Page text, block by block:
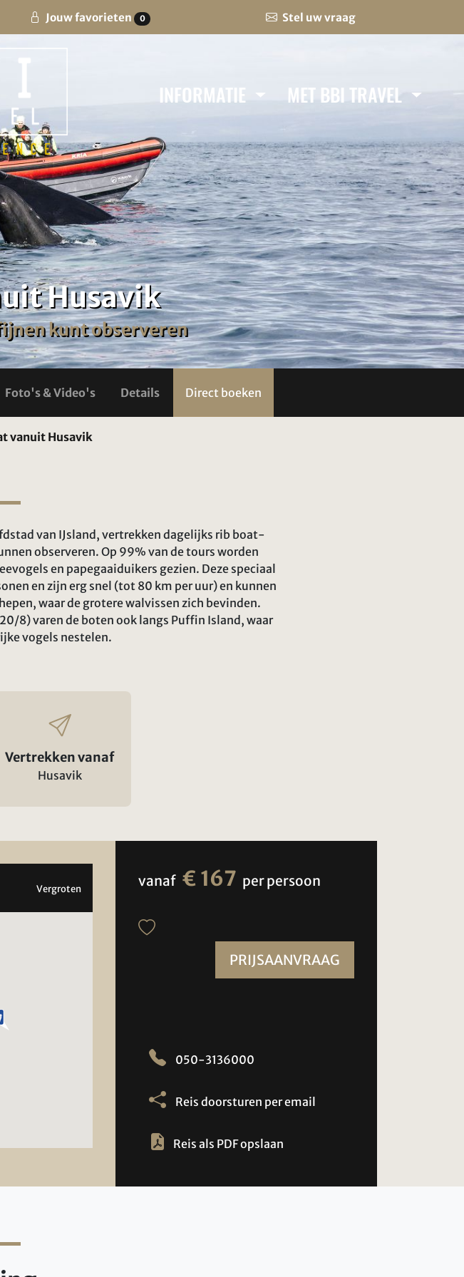
Jouw favorieten 0 Stel uw vraag
INFORMATIE MET BBI TRAVEL
Husavik
kunt observeren
Foto's & Video's Details Direct boeken
vanuit Husavik
van IJsland, vertrekken dagelijks rib boat-
observeren. Op 99% van de tours worden
en papegaaiduikers gezien. Deze speciaal
en zijn erg snel (tot 80 km per uur) en kunnen
waar de grotere walvissen zich bevinden.
8) varen de boten ook langs Puffin Island, waar
vogels nestelen.
Vertrekken vanaf
Husavik
Vergroten vanaf € 167 per persoon
PRIJSAANVRAAG
050-3136000
Reis doorsturen per email
Reis als PDF opslaan